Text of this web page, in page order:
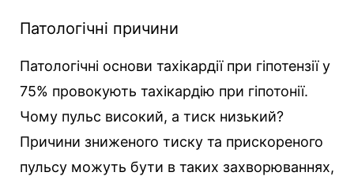
Патологічні причини
Патологічні основи тахікардії при гіпотензії у
75% провокують тахікардію при гіпотонії.
Чому пульс високий, а тиск низький?
Причини зниженого тиску та прискореного
пульсу можуть бути в таких захворюваннях,